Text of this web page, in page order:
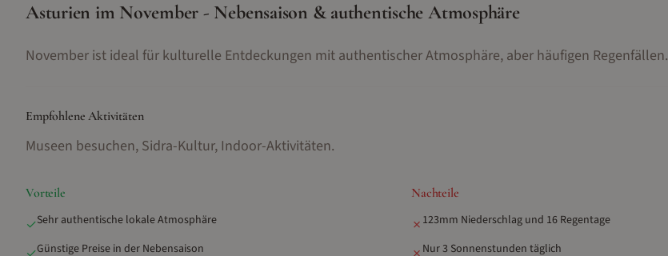
Asturien im November - Nebensaison & authentische Atmosphäre
November ist ideal für kulturelle Entdeckungen mit authentischer Atmosphäre, aber häufigen Regenfällen.
Empfohlene Aktivitäten
Museen besuchen, Sidra-Kultur, Indoor-Aktivitäten.
Vorteile
✓Sehr authentische lokale Atmosphäre
Günstige Preise in der Nebensaison
Nachteile
✗ 123mm Niederschlag und 16 Regentage
Nur 3 Sonnenstunden täglich